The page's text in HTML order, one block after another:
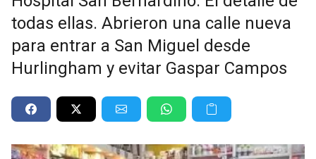
todas ellas. Abrieron una calle nueva
para entrar a San Miguel desde
Hurlingham y evitar Gaspar Campos